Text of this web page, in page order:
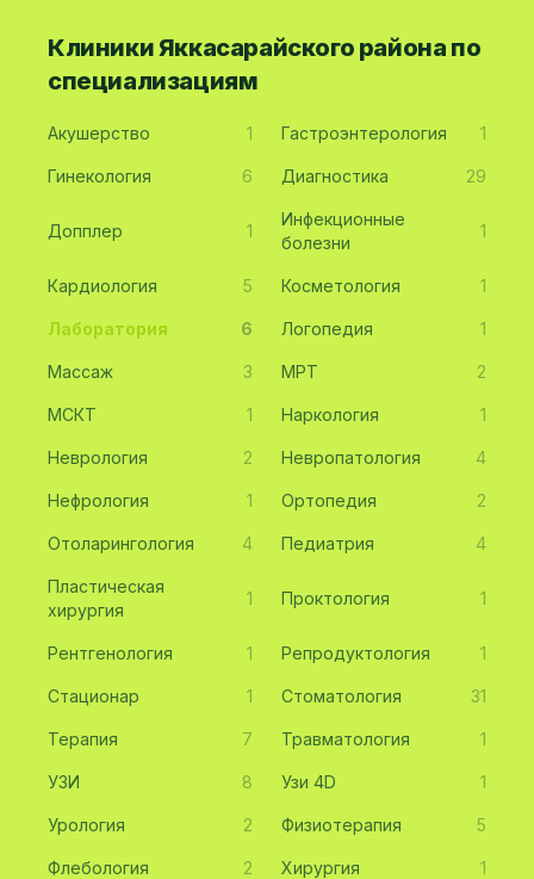
Клиники Яккасарайского района по
специализациям
Акушерство 1 Гастроэнтерология 1
Гинекология 6 Диагностика 29
Допплер 1
Инфекционные
болезни
1
Кардиология 5 Косметология 1
Лаборатория 6 Логопедия 1
Массаж 3 МРТ 2
МСКТ 1 Наркология 1
Неврология 2 Невропатология 4
Нефрология 1 Ортопедия 2
Отоларингология 4 Педиатрия 4
Пластическая
хирургия
1 Проктология 1
Рентгенология 1 Репродуктология 1
Стационар 1 Стоматология 31
Терапия 7 Травматология 1
УЗИ 8 Узи 4D 1
Урология 2 Физиотерапия 5
Флебология 2 Хирургия 1